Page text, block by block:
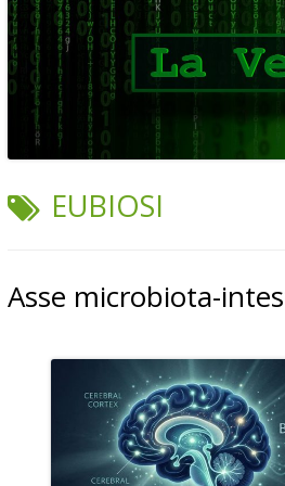
TAG:
EUBIOSI
Asse microbiota-